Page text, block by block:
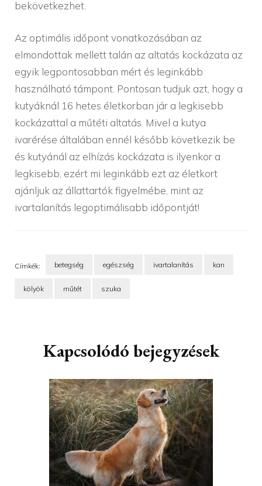
bekövetkezhet.
Az optimális időpont vonatkozásában az
elmondottak mellett talán az altatás kockázata az
egyik legpontosabban mért és leginkább
használható támpont. Pontosan tudjuk azt, hogy a
kutyáknál 16 hetes életkorban jár a legkisebb
kockázattal a műtéti altatás. Mivel a kutya
ivarérése általában ennél később következik be
és kutyánál az elhízás kockázata is ilyenkor a
legkisebb, ezért mi leginkább ezt az életkort
ajánljuk az állattartók figyelmébe, mint az
ivartalanítás legoptimálisabb időpontját!
Címkék: betegség egészség ivartalanítás kan
kölyök műtét szuka
Kapcsolódó bejegyzések